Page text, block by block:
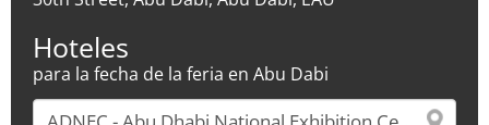
Hoteles
para la fecha de la feria en Abu Dabi